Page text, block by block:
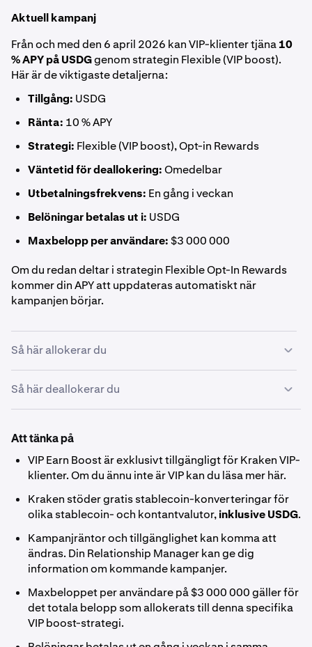
Aktuell kampanj
Från och med den 6 april 2026 kan VIP-klienter tjäna10
% APY på USDGgenom strategin Flexible (VIP boost).
Här är de viktigaste detaljerna:
Tillgång: USDG
Ränta: 10 % APY
Strategi: Flexible (VIP boost), Opt-in Rewards
Väntetid för deallokering:Omedelbar
Utbetalningsfrekvens: En gång i veckan
Belöningar betalas ut i: USDG
Maxbelopp per användare:$3 000 000
Om du redan deltar i strategin Flexible Opt-In Rewards
kommer din APY att uppdateras automatiskt när
kampanjen börjar.
Så här allokerar du
1 ÖppnaKraken Pro
vänster.
Så här deallokerar du
deallokera din USDG när som helst utan väntetid. Så här
Gå tillEarn-sidan på Kraken Prooch hitta USDG
under fliken
Allokerat
Välj tillgången och väljDeallokera.
Ange det belopp du vill ta bort och bekräfta.
Dina medel kommer att vara tillgängliga i ditt spot-saldo
Att tänka på
VIP Earn Boost är exklusivt tillgängligt för Kraken VIP-
klienter. Om du ännu inte är VIP kan du läsa merhär.
Kraken stödergratis stablecoin-konverteringarför
olika stablecoin- och kontantvalutor,inklusive USDG.
Kampanjräntor och tillgänglighet kan komma att
ändras. Din Relationship Manager kan ge dig
information om kommande kampanjer.
Maxbeloppet per användare på $3 000 000 gäller för
det totala belopp som allokerats till denna specifika
VIP boost-strategi.